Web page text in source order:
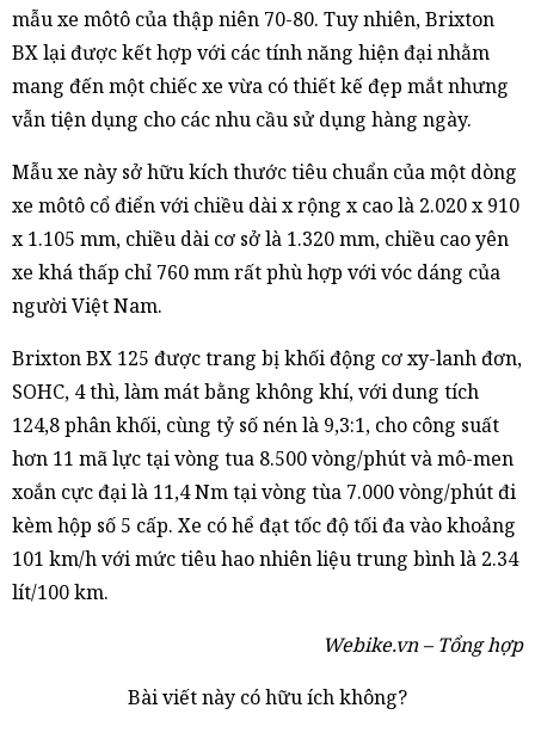
mẫu xe môtô của thập niên 70-80. Tuy nhiên, Brixton
BX lại được kết hợp với các tính năng hiện đại nhằm
mang đến một chiếc xe vừa có thiết kế đẹp mắt nhưng
vẫn tiện dụng cho các nhu cầu sử dụng hàng ngày.
Mẫu xe này sở hữu kích thước tiêu chuẩn của một dòng
xe môtô cổ điển với chiều dài x rộng x cao là 2.020 x 910
x 1.105 mm, chiều dài cơ sở là 1.320 mm, chiều cao yên
xe khá thấp chỉ 760 mm rất phù hợp với vóc dáng của
người Việt Nam.
Brixton BX 125 được trang bị khối động cơ xy-lanh đơn,
SOHC, 4 thì, làm mát bằng không khí, với dung tích
124,8 phân khối, cùng tỷ số nén là 9,3:1, cho công suất
hơn 11 mã lực tại vòng tua 8.500 vòng/phút và mô-men
xoắn cực đại là 11,4 Nm tại vòng tùa 7.000 vòng/phút đi
kèm hộp số 5 cấp. Xe có hể đạt tốc độ tối đa vào khoảng
101 km/h với mức tiêu hao nhiên liệu trung bình là 2.34
lít/100 km.
Webike.vn – Tổng hợp
Bài viết này có hữu ích không?